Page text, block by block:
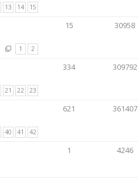
13 14 15
1 2
15 30958
21 22 23
334 309792
40 41 42
621 361407
1 4246